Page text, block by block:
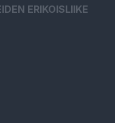
ERIKOISLIIKE